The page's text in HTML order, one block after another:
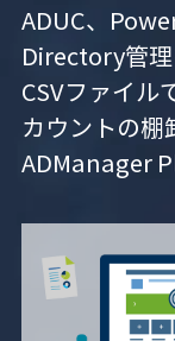
ADUC、
Directory管
CSVファイル
カウントの棚
ADManager